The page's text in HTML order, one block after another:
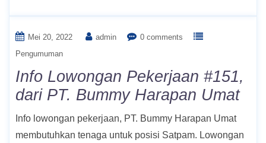
Mei 20, 2022 admin
0 comments
Pengumuman
Info Lowongan Pekerjaan #151,
dari PT. Bummy Harapan Umat
Info lowongan pekerjaan, PT. Bummy Harapan Umat
membutuhkan tenaga untuk posisi Satpam. Lowongan